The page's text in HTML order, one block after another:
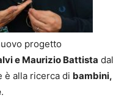
progetto
e Maurizio Battista dal
è alla ricerca di bambini,
.